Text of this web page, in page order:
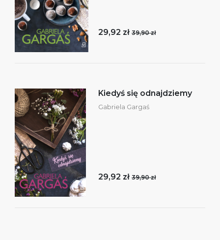
29,92 zł 39,90 zł
Kiedyś się odnajdziemy
Gabriela Gargaś
29,92 zł 39,90 zł